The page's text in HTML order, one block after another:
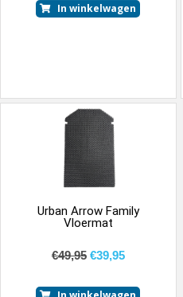
In winkelwagen
Urban Arrow Family
Vloermat
€49,95 €39,95